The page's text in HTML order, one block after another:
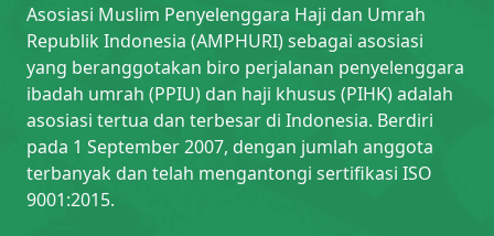
Asosiasi Muslim Penyelenggara Haji dan Umrah
Republik Indonesia (AMPHURI) sebagai asosiasi
yang beranggotakan biro perjalanan penyelenggara
ibadah umrah (PPIU) dan haji khusus (PIHK) adalah
asosiasi tertua dan terbesar di Indonesia. Berdiri
pada 1 September 2007, dengan jumlah anggota
terbanyak dan telah mengantongi sertifikasi ISO
9001:2015.